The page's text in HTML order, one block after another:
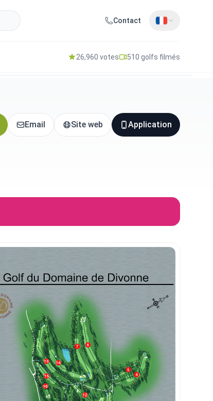
Contact
26,960 votes 510 golfs filmés
Email Site web Application